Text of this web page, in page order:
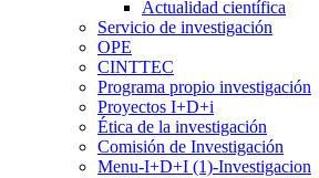
Actualidad científica
Servicio de investigación
OPE
CINTTEC
Programa propio investigación
Proyectos I+D+i
Ética de la investigación
Comisión de Investigación
Menu-I+D+I (1)-Investigacion